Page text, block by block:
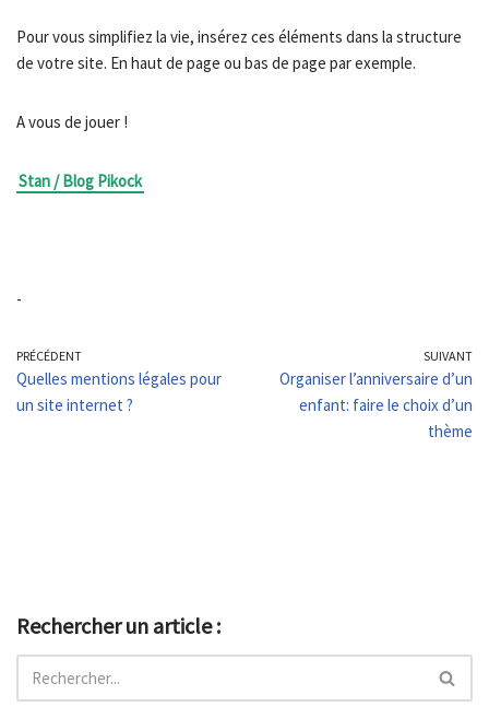
Pour vous simplifiez la vie, insérez ces éléments dans la structure
de votre site. En haut de page ou bas de page par exemple.
A vous de jouer !
Stan / Blog Pikock
-
PRÉCÉDENT
Quelles mentions légales pour
un site internet ?
SUIVANT
Organiser l’anniversaire d’un
enfant: faire le choix d’un
thème
Rechercher un article :